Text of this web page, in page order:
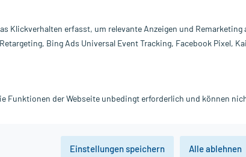
15,19 € UVP18,99 € 152
inkl. MwSt. zzgl. Versandkosten
PZN:
Hersteller:
Klickverhalten erfasst, um relevante Anzeigen und Remarketing
Bing Ads Universal Event Tracking, Facebook Pixel,
Funktionen der Webseite unbedingt erforderlich und können
Einstellungen speichern Alle ablehnen